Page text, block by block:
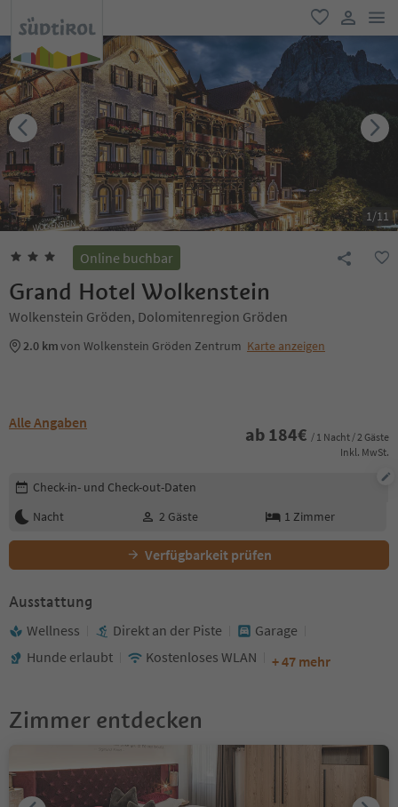
favorit
user link
1/11
Online buchbar
Grand Hotel Wolkenstein
Wolkenstein Gröden, Dolomitenregion Gröden
2.0 kmvon Wolkenstein Gröden Zentrum Karte anzeigen
Alle Angaben
ab 184€ / 1 Nacht / 2 Gäste
Inkl. MwSt.
Buchungsdetails bearbeiten
Check-in- und Check-out-Daten
Nacht
2 Gäste 1 Zimmer
Verfügbarkeit prüfen
Ausstattung
Wellness Direkt an der Piste
Garage
Hunde erlaubt
Kostenloses WLAN + 47 mehr
Zimmer entdecken